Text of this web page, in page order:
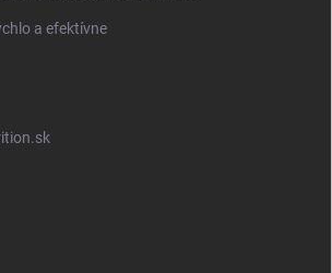
a efektívne